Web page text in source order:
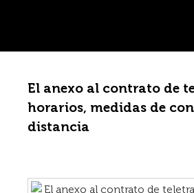
El anexo al contrato de
horarios, medidas de
distancia